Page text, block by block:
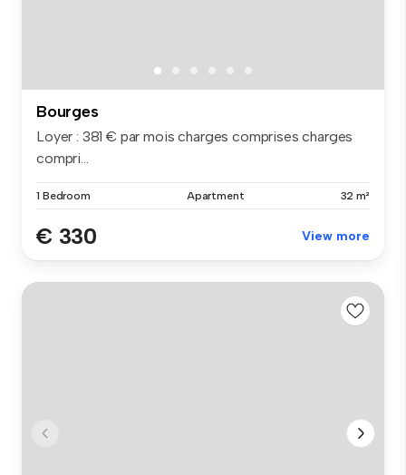
Bourges
Loyer : 381 € par mois charges comprises charges
compri...
1 Bedroom Apartment 32 m²
€ 330 View more